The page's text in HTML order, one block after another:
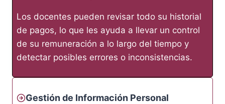
Los docentes pueden revisar todo su historial
de pagos, lo que les ayuda a llevar un control
de su remuneración a lo largo del tiempo y
detectar posibles errores o inconsistencias.
Gestión de Información Personal